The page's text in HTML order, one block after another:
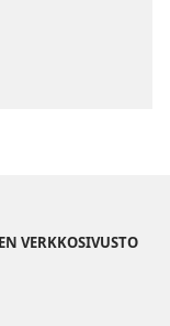
VERKKOSIVUSTO